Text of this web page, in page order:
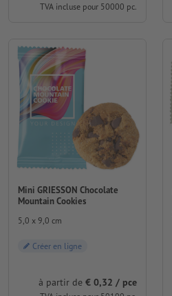
TVA incluse pour 50000 pc.
Mini GRIESSON Chocolate
Mountain Cookies
5,0 x 9,0 cm
Créer en ligne
à partir de € 0,32 / pce